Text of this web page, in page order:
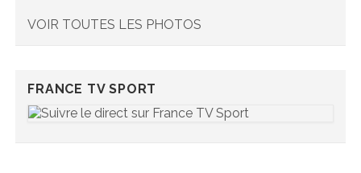
VOIR TOUTES LES PHOTOS
FRANCE TV SPORT